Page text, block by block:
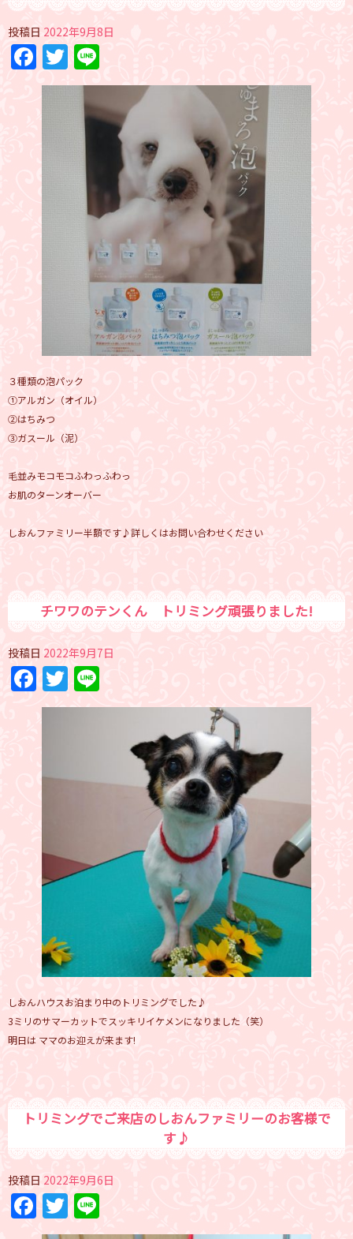
投稿日 2022年9月8日
Facebook
Twitter
３種類の泡パック
①アルガン（オイル）
②はちみつ
③ガスール（泥）
毛並みモコモコふわっふわっ
お肌のターンオーバー
しおんファミリー半額です♪詳しくはお問い合わせください
チワワのテンくん トリミング頑張りました!
投稿日 2022年9月7日
Facebook
Twitter
しおんハウスお泊まり中のトリミングでした♪
3ミリのサマーカットでスッキリイケメンになりました（笑）
明日は ママのお迎えが来ます!
トリミングでご来店のしおんファミリーのお客様で
す♪
投稿日 2022年9月6日
Facebook
Twitter